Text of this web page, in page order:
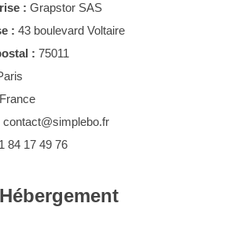
: Grapstor SAS
: 43 boulevard Voltaire
: 75011
France
contact@simplebo.fr
84 17 49 76